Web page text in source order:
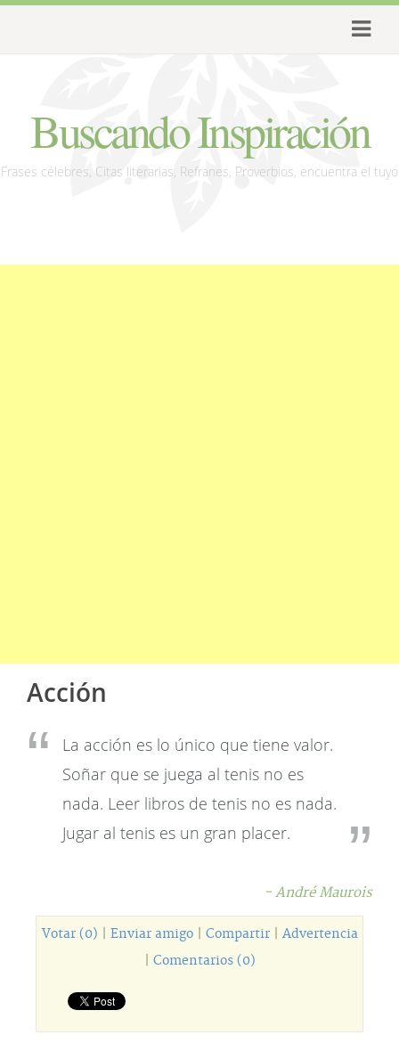
Buscando Inspiración
Frases célebres, Citas literarias, Refranes, Proverbios, encuentra el tuyo
Acción
La acción es lo único que tiene valor.
Soñar que se juega al tenis no es
nada. Leer libros de tenis no es nada.
Jugar al tenis es un gran placer.
- André Maurois
Votar (0) Enviar amigo| Compartir| Advertencia
Comentarios (0)